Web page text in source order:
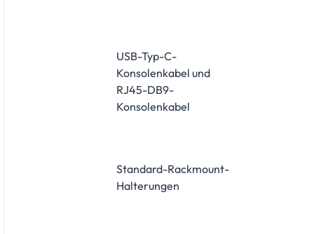
USB-Typ-C-
Konsolenkabel und
RJ45-DB9-
Konsolenkabel
Standard-Rackmount-
Halterungen